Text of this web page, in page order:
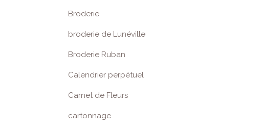
Broderie
broderie de Lunéville
Broderie Ruban
Calendrier perpétuel
Carnet de Fleurs
cartonnage